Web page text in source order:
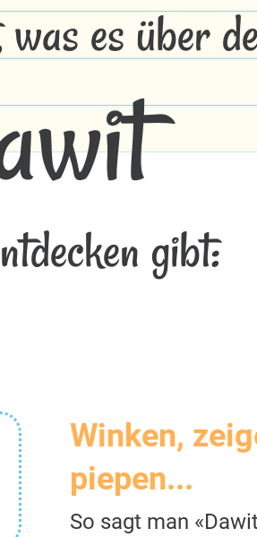
es über
gibt:
Winken,
piepen...
So sagt man